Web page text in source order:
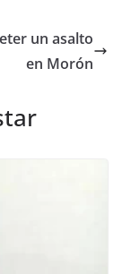
un asalto
en Morón